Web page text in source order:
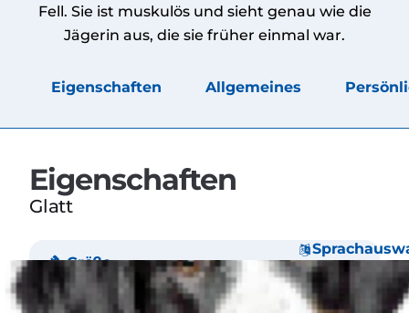
Fell. Sie ist muskulös und sieht genau wie die
Jägerin aus, die sie früher einmal war.
Eigenschaften Allgemeines
Eigenschaften
Glatt
Größe